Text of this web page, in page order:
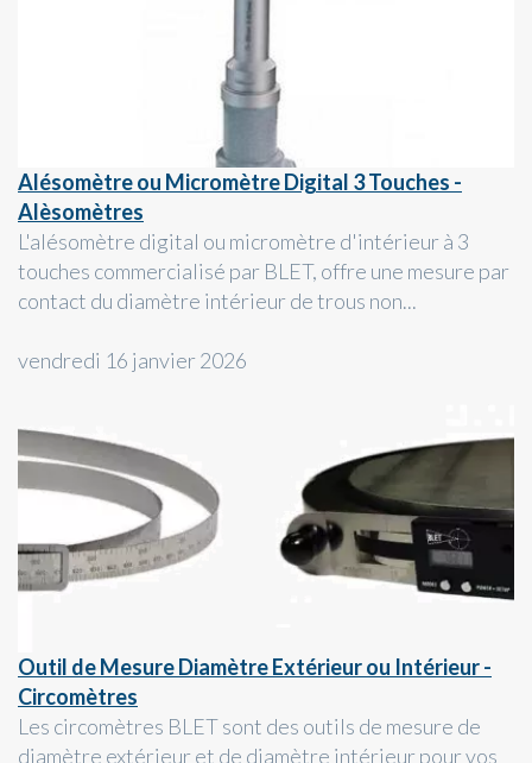
Alésomètre ou Micromètre Digital 3 Touches -
Alèsomètres
L'alésomètre digital ou micromètre d'intérieur à 3
touches commercialisé par BLET, offre une mesure par
contact du diamètre intérieur de trous non...
vendredi 16 janvier 2026
Outil de Mesure Diamètre Extérieur ou Intérieur -
Circomètres
Les circomètres BLET sont des outils de mesure de
diamètre extérieur et de diamètre intérieur pour vos